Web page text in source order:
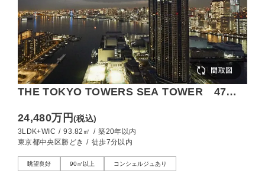
THE TOKYO TOWERS SEA TOWER 47階
24,480万円(税込)
3LDK+WIC / 93.82㎡ / 築20年以内
東京都中央区勝どき / 徒歩7分以内
眺望良好 90㎡以上 コンシェルジュあり